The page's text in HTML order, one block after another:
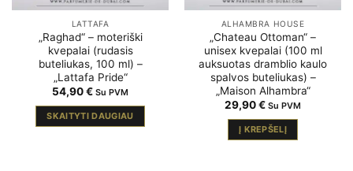
LATTAFA
„Raghad“ – moteriški
kvepalai (rudasis
buteliukas, 100 ml) –
„Lattafa Pride“
54,90€ Su PVM
SKAITYTI DAUGIAU
ALHAMBRA HOUSE
„Chateau Ottoman“ –
unisex kvepalai (100 ml
auksuotas dramblio kaulo
spalvos buteliukas) –
„Maison Alhambra“
29,90€ Su PVM
Į KREPŠELĮ